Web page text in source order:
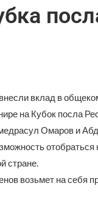
внесли вклад в
на Кубок посла
Омаров и
стране.
возьмет на себя